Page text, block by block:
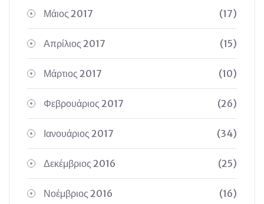
Μάιος 2017 (17)
Απρίλιος 2017 (15)
Μάρτιος 2017 (10)
Φεβρουάριος 2017 (26)
Ιανουάριος 2017 (34)
Δεκέμβριος 2016 (25)
Νοέμβριος 2016 (16)